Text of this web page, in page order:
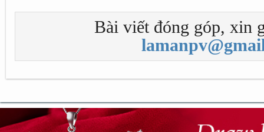
Bài viết đóng góp, xin